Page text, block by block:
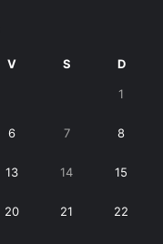
V S D
1
6 7 8
13 14 15
20 21 22